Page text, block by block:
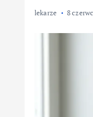
lekarze 8